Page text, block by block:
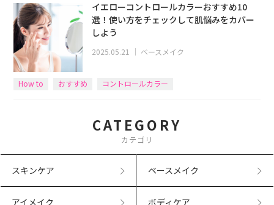
イエローコントロールカラーおすすめ10
選！使い方をチェックして肌悩みをカバー
しよう
2025.05.21 ｜ ベースメイク
How to おすすめ コントロールカラー
CATEGORY
カテゴリ
スキンケア ベースメイク
アイメイク ボディケア